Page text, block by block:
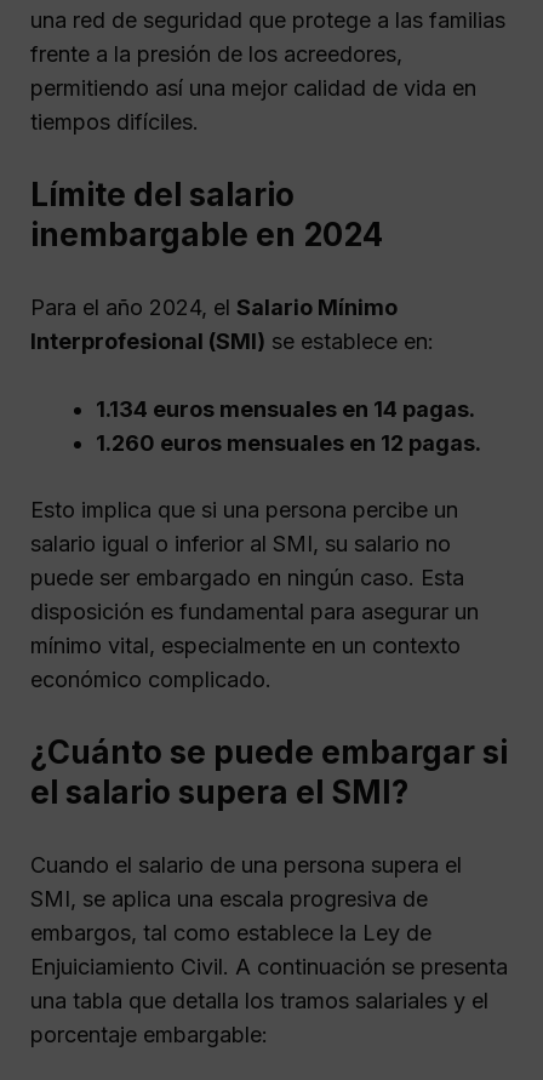
una red de seguridad que protege a las familias
frente a la presión de los acreedores,
permitiendo así una mejor calidad de vida en
tiempos difíciles.
Límite del salario
inembargable en 2024
Para el año 2024, el Salario Mínimo
Interprofesional (SMI) se establece en:
1.134 euros mensuales en 14 pagas.
1.260 euros mensuales en 12 pagas.
Esto implica que si una persona percibe un
salario igual o inferior al SMI, su salario no
puede ser embargado en ningún caso. Esta
disposición es fundamental para asegurar un
mínimo vital, especialmente en un contexto
económico complicado.
¿Cuánto se puede embargar si
el salario supera el SMI?
Cuando el salario de una persona supera el
SMI, se aplica una escala progresiva de
embargos, tal como establece la Ley de
Enjuiciamiento Civil. A continuación se presenta
una tabla que detalla los tramos salariales y el
porcentaje embargable: